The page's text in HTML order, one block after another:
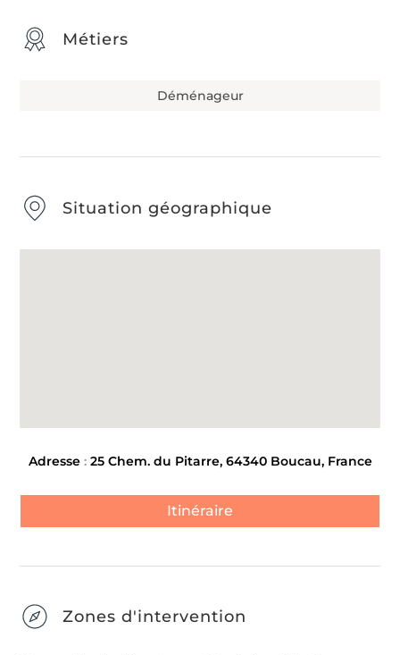
Métiers
Déménageur
Situation géographique
Adresse: 25 Chem. du Pitarre, 64340 Boucau, France
Itinéraire
Zones d'intervention